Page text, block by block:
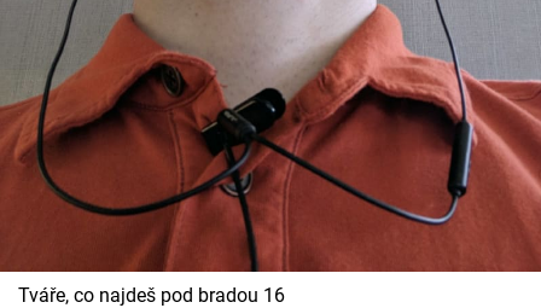
Tváře, co najdeš pod bradou 16